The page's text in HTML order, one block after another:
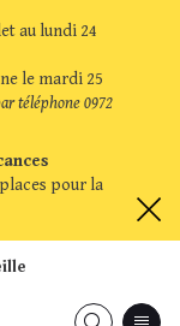
au lundi 24
le mardi 25
téléphone 0972
pour la